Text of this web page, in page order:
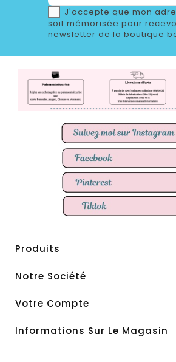
J'accepte que mon
soit mémorisée pour
newsletter de la boutique
Produits
Notre Société
Votre Compte
Informations Sur Le Magasin